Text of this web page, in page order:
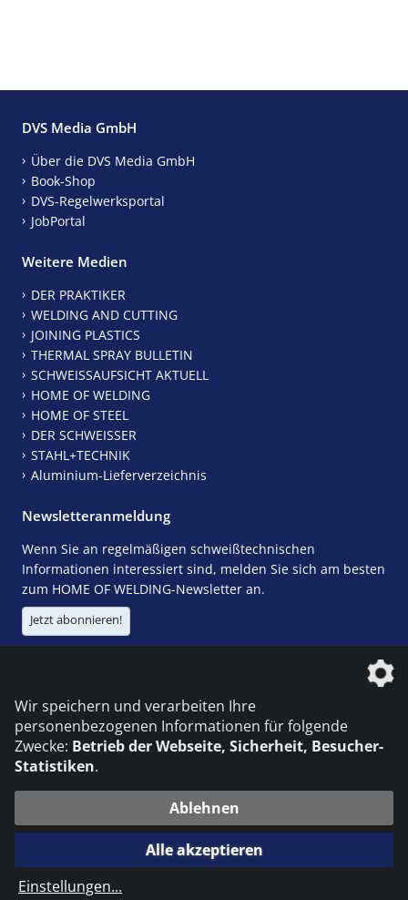
DVS Media GmbH
Über die DVS Media GmbH
Book-Shop
DVS-Regelwerksportal
JobPortal
Weitere Medien
DER PRAKTIKER
WELDING AND CUTTING
JOINING PLASTICS
THERMAL SPRAY BULLETIN
SCHWEISSAUFSICHT AKTUELL
HOME OF WELDING
HOME OF STEEL
DER SCHWEISSER
STAHL+TECHNIK
Aluminium-Lieferverzeichnis
Newsletteranmeldung
Wenn Sie an regelmäßigen schweißtechnischen
Informationen interessiert sind, melden Sie sich am besten
zum HOME OF WELDING-Newsletter an.
Jetzt abonnieren!
Die DVS Media GmbH ist ein Unternehmen der
© 2026 DVS Media GmbH
Datenschutzeinstellungen
die profilschmiede - Internetagentur
Wir speichern und verarbeiten Ihre
personenbezogenen Informationen für folgende
Zwecke: Betrieb der Webseite, Sicherheit, Besucher-
Statistiken.
Ablehnen
Alle akzeptieren
Einstellungen...